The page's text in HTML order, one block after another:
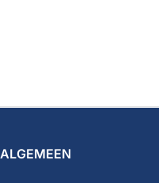
ALGEMEEN